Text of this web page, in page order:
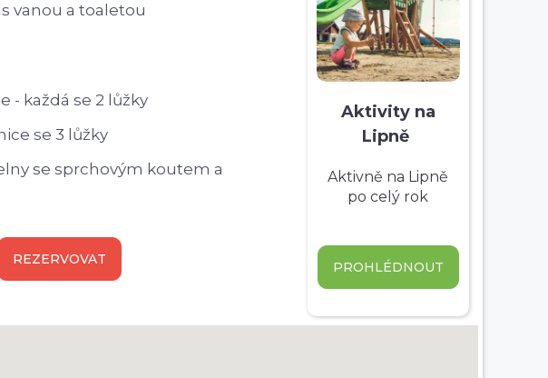
vanou a toaletou
- každá se 2 lůžky
se 3 lůžky
se sprchovým koutem a
REZERVOVAT
Aktivity na
Lipně
Aktivně na Lipně
po celý rok
PROHLÉDNOUT